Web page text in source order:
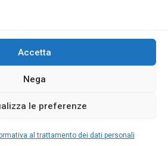
Accetta
Nega
le preferenze
al trattamento dei dati personaliMENU